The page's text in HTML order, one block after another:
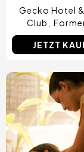
Gecko Hotel
Club
JETZT
Bild